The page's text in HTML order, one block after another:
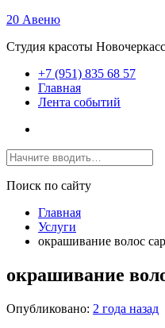
20 Авеню
Студия красоты
+7 (951) 835 68 57
Главная
Лента событий
Поиск по сайту
Главная
Услуги
окрашивание волос
окрашивание
Опубликовано: 2 года назад